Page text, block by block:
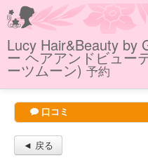
Lucy Hair&Beauty by
ー ヘアアンドビュー
ーツムーン) 予約
口コミ
◄ 戻る